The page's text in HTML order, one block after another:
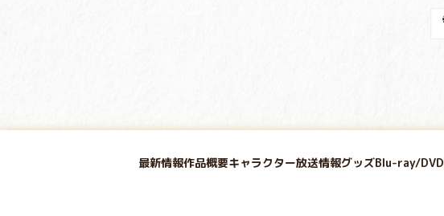
最新情報作品概要キャラクター放送情報グッズBlu-ray/DVD